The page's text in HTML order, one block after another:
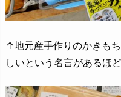
↑地元産手作りのかきも
しいという名言があるほ